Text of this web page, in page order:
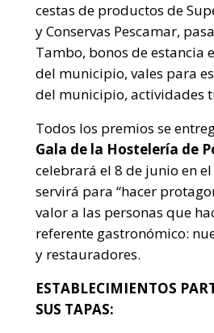
cestas de productos de
y Conservas Pescamar,
Tambo, bonos de estancia
del municipio, vales para
del municipio, actividades
Todos los premios se
Gala de la Hostelería de
celebrará el 8 de junio en el
servirá para “hacer
valor a las personas que
referente gastronómico:
y restauradores.
ESTABLECIMIENTOS
SUS TAPAS: